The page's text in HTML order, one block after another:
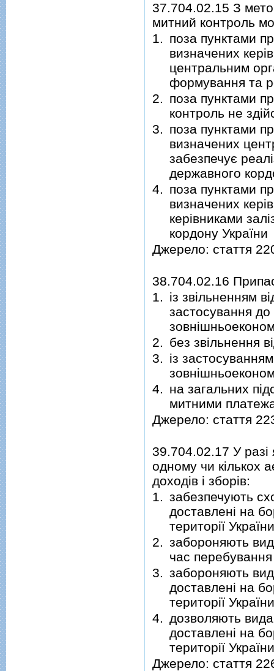
37.704.02.15 З
митний контроль
1. поза пунктами
визначених
центральним
формування та
2. поза пунктами
контроль не
3. поза пунктами
визначених
забезпечує
державного
4. поза пунктами
визначених
керівниками
кордону України
Джерело: стаття
38.704.02.16
1. із звільненням
застосування
2. без звільнення
3. із
4. на загальних
митними
Джерело: стаття
39.704.02.17 У разі
одному чи кількох
доходів і зборів:
1. забезпечують
доставлені на
території України
2. забороняють
час перебування
3. забороняють
доставлені на
території України
4. дозволяють
доставлені на
території України
Джерело: стаття